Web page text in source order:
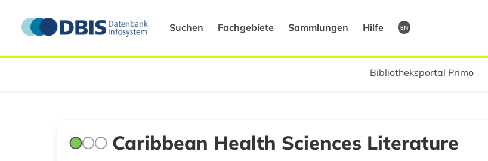
Suchen Fachgebiete Sammlungen Hilfe EN
Bibliotheksportal Primo
Caribbean Health Sciences Literature